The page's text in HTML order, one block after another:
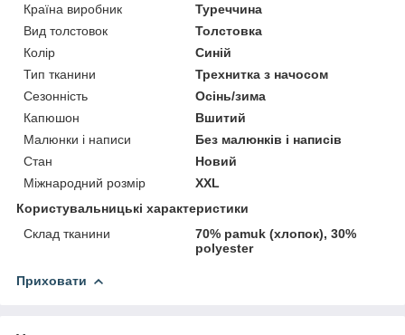
Країна виробник
Туреччина
Вид толстовок
Толстовка
Колір
Синій
Тип тканини
Трехнитка з начосом
Сезонність
Осінь/зима
Капюшон
Вшитий
Малюнки і написи
Без малюнків і написів
Стан
Новий
Міжнародний розмір
XXL
Користувальницькі характеристики
Склад тканини
70% pamuk (хлопок), 30%
polyester
Приховати